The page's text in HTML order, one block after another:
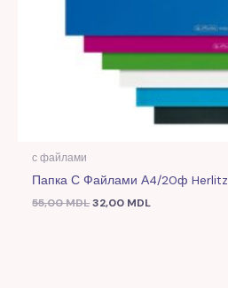
с файлами
Папка С Файлами А4/20ф Herlitz
55,00MDL32,00 MDL